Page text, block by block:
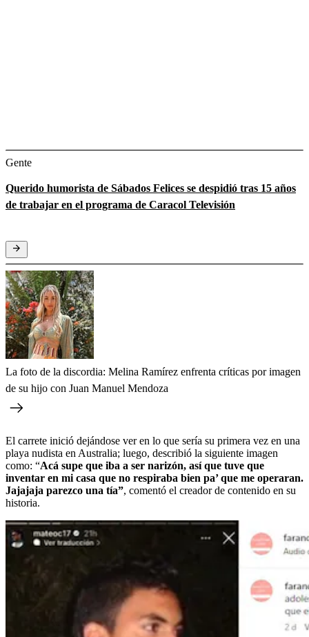
Gente
Querido humorista de Sábados Felices se despidió tras 15 años
de trabajar en el programa de Caracol Televisión
La foto de la discordia: Melina Ramírez enfrenta críticas por imagen
de su hijo con Juan Manuel Mendoza
El carrete inició dejándose ver en lo que sería su primera vez en una
playa nudista en Australia; luego, describió la siguiente imagen
como: “Acá supe que iba a ser narizón, así que tuve que
inventar en mi casa que no respiraba bien pa’ que me operaran.
Jajajaja parezco una tía”, comentó el creador de contenido en su
historia.